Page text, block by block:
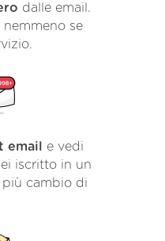
dalle email.
nemmeno se
email e vedi
iscritto in un
cambio di